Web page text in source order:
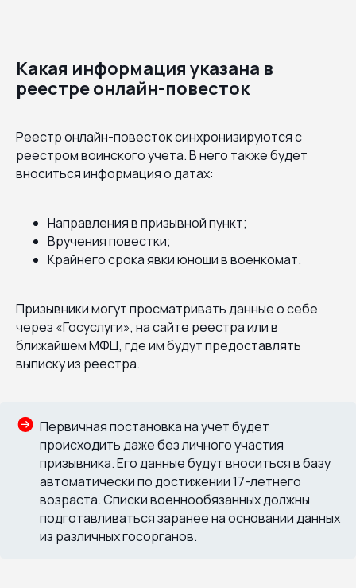
Какая информация указана в
реестре онлайн-повесток
Реестр онлайн-повесток синхронизируются с
реестром воинского учета. В него также будет
вноситься информация о датах:
Направления в призывной пункт;
Вручения повестки;
Крайнего срока явки юноши в военкомат.
Призывники могут просматривать данные о себе
через «Госуслуги», на сайте реестра или в
ближайшем МФЦ, где им будут предоставлять
выписку из реестра.
Первичная постановка на учет будет
происходить даже без личного участия
призывника. Его данные будут вноситься в базу
автоматически по достижении 17-летнего
возраста. Списки военнообязанных должны
подготавливаться заранее на основании данных
из различных госорганов.